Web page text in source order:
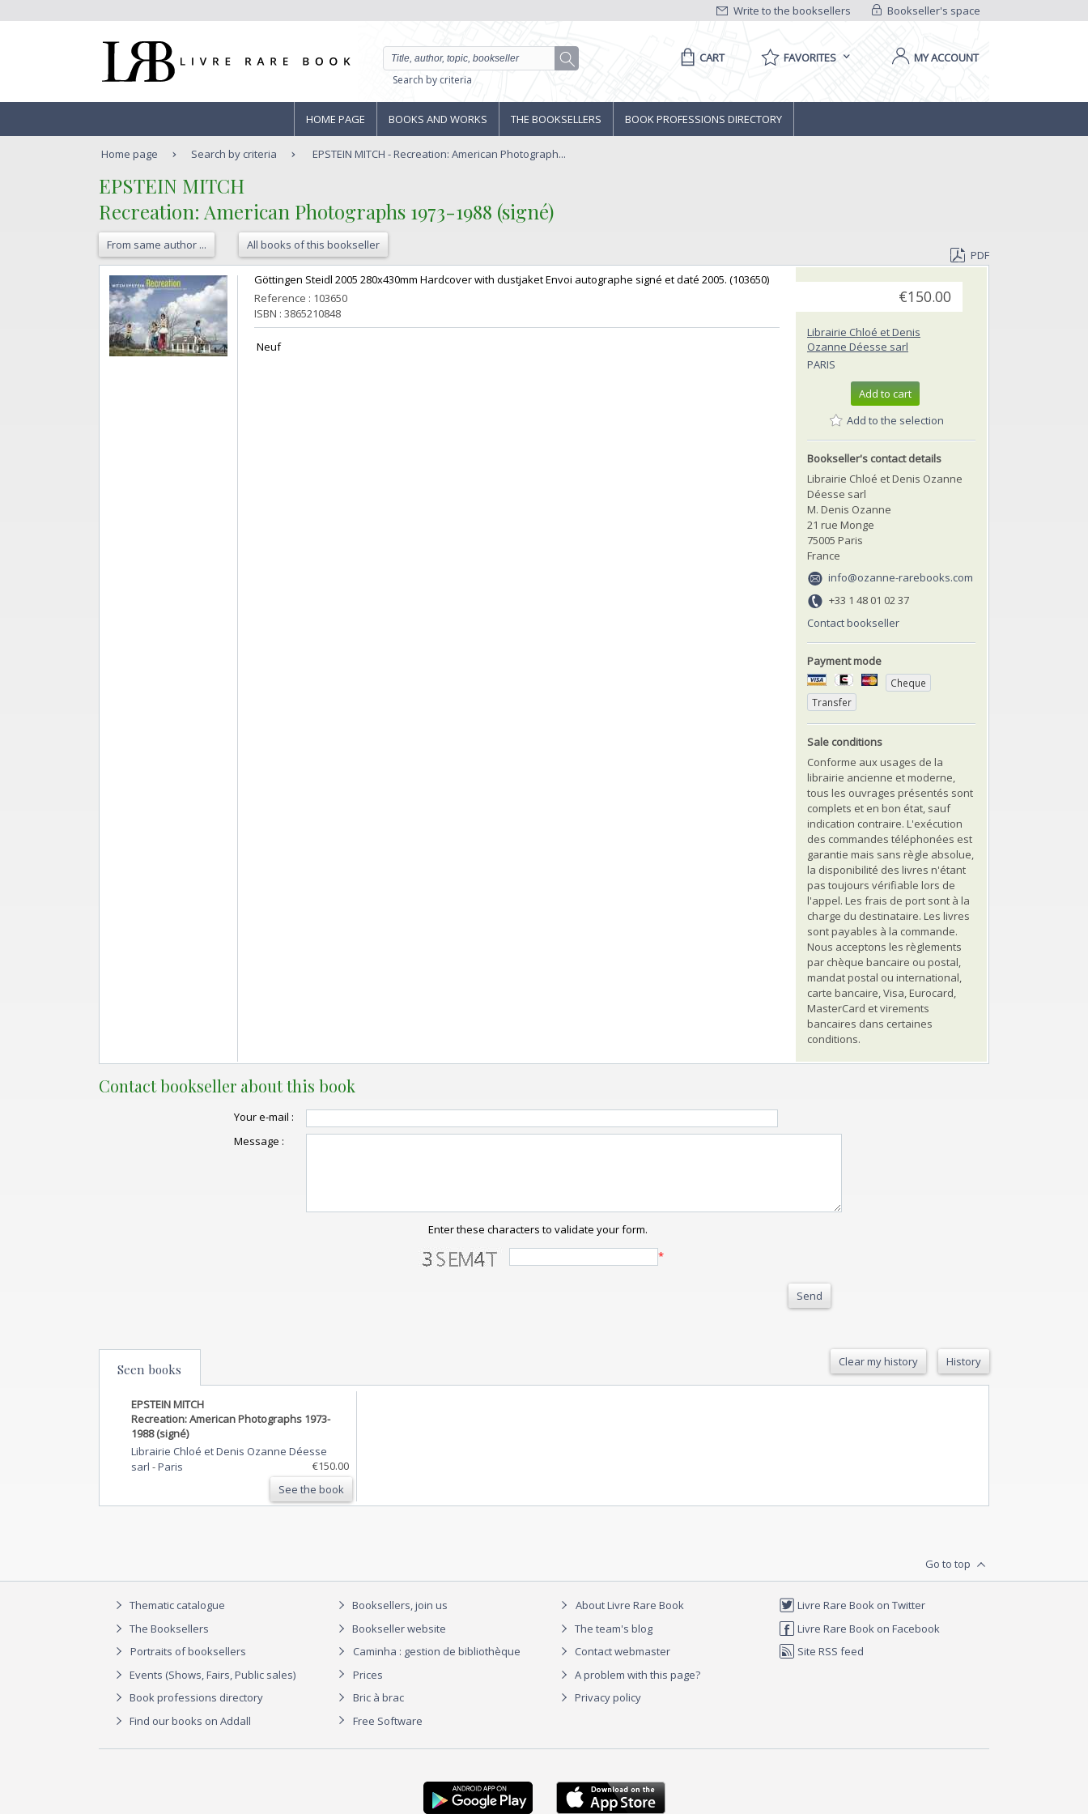
Bookseller's space
Write to the booksellers
Search by criteria
CART FAVORITES MY ACCOUNT
HOME PAGE BOOKS AND WORKS THE BOOKSELLERS BOOK PROFESSIONS DIRECTORY
Home page Search by criteria EPSTEIN MITCH - Recreation: American Photograph...
‎EPSTEIN MITCH‎
‎Recreation: American Photographs 1973-1988 (signé)‎
From same author ... All books of this bookseller
PDF
‎Göttingen Steidl 2005 280x430mm Hardcover with dustjaket Envoi autographe signé et daté 2005. (103650) ‎
Reference : 103650
ISBN : 3865210848
‎ Neuf ‎
€150.00
Librairie Chloé et Denis
Ozanne Déesse sarl
PARIS
Add to cart
Add to the selection
Bookseller's contact details
Librairie Chloé et Denis Ozanne
Déesse sarl
M. Denis Ozanne
21 rue Monge
75005 Paris
France
info@ozanne-rarebooks.com
+33 1 48 01 02 37
Contact bookseller
Payment mode
Cheque
Transfer
Sale conditions
Conforme aux usages de la
librairie ancienne et moderne,
tous les ouvrages présentés sont
complets et en bon état, sauf
indication contraire. L'exécution
des commandes téléphonées est
garantie mais sans règle absolue,
la disponibilité des livres n'étant
pas toujours vérifiable lors de
l'appel. Les frais de port sont à la
charge du destinataire. Les livres
sont payables à la commande.
Nous acceptons les règlements
par chèque bancaire ou postal,
mandat postal ou international,
carte bancaire, Visa, Eurocard,
MasterCard et virements
bancaires dans certaines
conditions.
Contact bookseller about this book
Your e-mail :
Message :
Enter these characters to validate your form.
*
Send
Seen books Clear my history History
EPSTEIN MITCH
Recreation: American Photographs 1973-
1988 (signé)
Librairie Chloé et Denis Ozanne Déesse
sarl -Paris
€150.00
See the book
Go to top
Thematic catalogue
The Booksellers
Portraits of booksellers
Events (Shows, Fairs, Public sales)
Book professions directory
Find our books on Addall
Booksellers, join us
Bookseller website
Caminha : gestion de bibliothèque
Prices
Bric à brac
Free Software
About Livre Rare Book
The team's blog
Contact webmaster
A problem with this page?
Privacy policy
Livre Rare Book on Twitter
Livre Rare Book on Facebook
Site RSS feed